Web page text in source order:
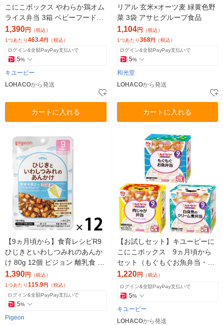
こにこボックス やわらか鶏オム
ライス弁当 3箱 ベビーフード
離乳食
1,390円
（税込）
1つあたり463.4円 （税込）
ログイン&全額PayPay支払いで
5%
キユーピー
LOHACOから発送
カートに入れる
リアル 玄米×オーツ麦 緑黄色野
菜 3袋 アサヒグループ食品
1,104円
（税込）
1つあたり368円 （税込）
ログイン&全額PayPay支払いで
5%
和光堂
LOHACOから発送
カートに入れる
【9ヵ月頃から】食育レシピR9
ひじきといわしつみれのあんか
け 80g 12個 ピジョン 離乳食 ベ
ビーフード
1,390円 （税込）
1つあたり115.9円 （税込）
ログイン&全額PayPay支払いで
5%
Pigeon
【お試しセット】キユーピーに
こにこボックス 9ヵ月頃から
セット（もぐもぐお魚弁当・肉
じゃが弁当・白身魚のクリーム
煮弁当）
1,220円 （税込）
ログイン&全額PayPay支払いで
5%
キユーピー
LOHACOから発送